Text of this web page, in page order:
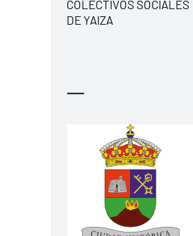
COLECTIVOS SOCIALES
DE YAIZA
—